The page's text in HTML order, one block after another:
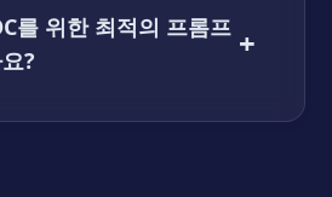
를 위한 최적의 프롬프
?
+